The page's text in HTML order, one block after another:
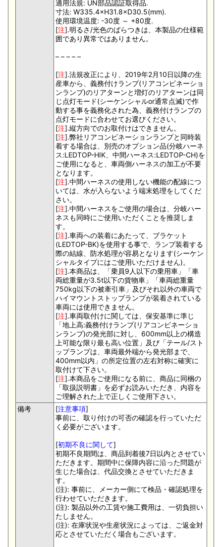
適用法規: UN部品認証取得品.
寸法: W335.4×H31.8×D30.5(mm).
使用環境温度: -30度 ～ +80度.
[注].明るさ/光色のばらつきは、本製品の仕様範
囲であり異常ではありません。
– – – – –
[注].法規改正により、2019年2月10日以降の生
産車から、義務付けランプ(リアコンビネーショ
ンランプ)のリアターンと増灯のリアターンは同
じ点灯モード(シーケンシャルor通常点滅)で作
動する事を義務化された為、義務付けランプの
点灯モードに合わせてお選びください。
[注].縦方向でのお取付けはできません。
[注].弊社リアコンビネーションランプと同時装
着する場合は、別売のオプション品(分岐ハーネ
ス:LEDTOP-HIK、中間ハーネス:LEDTOP-CH)を
ご使用になると、車両側ハーネスの加工が不要
となります。
[注].中間ハーネスの使用しない機能の配線につ
いては、水が入らないよう端末処理をしてくだ
さい。
[注].中間ハーネスをご使用の場合は、分岐ハー
ネスも同時にご使用いただくことを推奨しま
す。
[注].車両への装着にあたって、ブラケット
(LEDTOP-BK)を使用する事で、ランプ装着する
際の結線、防水処理が容易となります(シーケン
シャルタイプにはご使用いただけません)。
[注].本商品は、「乗員9人以下の乗用車」「車
両総重量が3.5t以下の貨物車」「車両総重量
750kg以下の被牽引車」及びそれ以外の車両で
ハイマウントストップランプが装着されている
車両には使用できません。
[注].車両取付けに関しては、保安基準に準じ
「地上高:義務付けランプ(リアコンビネーショ
ンランプ)の発光部に対し、600mm以上の構造
上可能な限り最も高い位置」及び「テール/スト
ップランプは、車両最外端から発光部まで、
400mm以内」の所定位置の左右対称に確実に
取付けて下さい。
[注].本商品をご使用になる前に、商品に同梱の
「取扱説明書」を必ずお読みいただき、内容を
ご理解された上で正しくご使用下さい。
備考
[注意事項]
事前に、取り付けの可否の確認を行っていただ
く必要がございます。
[初期不良に関して]
初期不良期間は、商品到着後7日以内とさせてい
ただきます。期間中に保障内容に沿った問題が
生じた場合は、代品交換とさせていただきま
す。
(注): 事前に、メーカー側にて検品・確認処理を
行わせていただきます。
(注): 製品以外の工賃や施工費用は、一切負担い
たしません。
(注): 在庫状況や生産状況によっては、ご返金対
応とさせていただく場合もございます。